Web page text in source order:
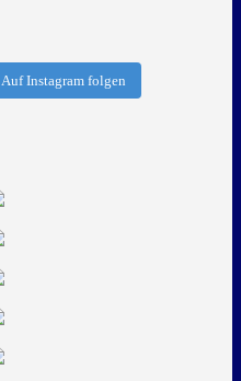
Auf Instagram folgen